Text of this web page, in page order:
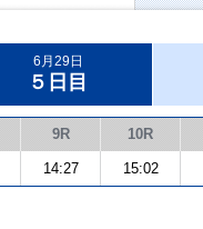
6月29日
５日目
9R 10R
14:27 15:02